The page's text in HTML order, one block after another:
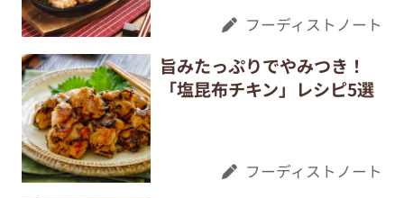
フーディストノート
旨みたっぷりでやみつき！
「塩昆布チキン」レシピ5選
フーディストノート